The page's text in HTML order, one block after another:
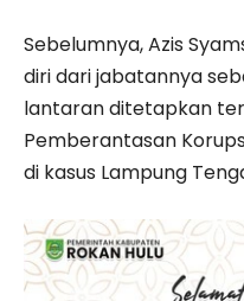
Sebelumnya, Azis
diri dari jabatannya
lantaran ditetapkan
Pemberantasan
di kasus Lampung